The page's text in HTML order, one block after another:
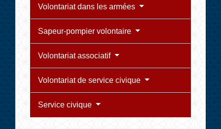
Volontariat dans les armées
Sapeur-pompier volontaire
Volontariat associatif
Volontariat de service civique
Service civique